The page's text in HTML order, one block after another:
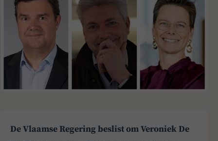
De Vlaamse Regering beslist om Veroniek De